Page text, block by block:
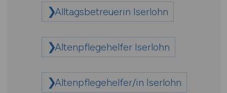
Alltagsbetreuerin Iserlohn
Altenpflegehelfer Iserlohn
Altenpflegehelfer/in Iserlohn